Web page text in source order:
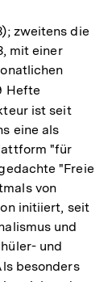
zweitens die
mit einer
Hefte
ist seit
eine als
"für
"Freie
von
initiiert, seit
und
und
besonders